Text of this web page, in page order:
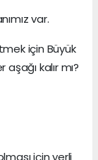
var.
için Büyük
kalır mı?
için yerli